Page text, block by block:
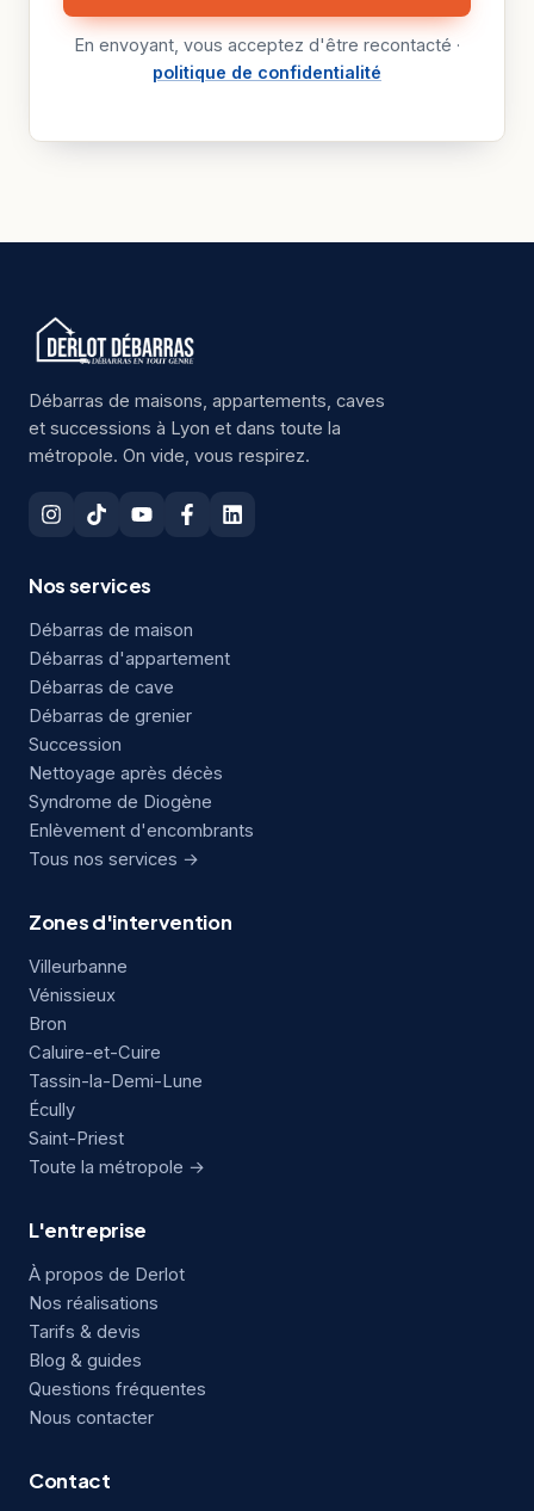
En envoyant, vous acceptez d'être recontacté ·
politique de confidentialité
Débarras de maisons, appartements, caves
et successions à Lyon et dans toute la
métropole. On vide, vous respirez.
Nos services
Débarras de maison
Débarras d'appartement
Débarras de cave
Débarras de grenier
Succession
Nettoyage après décès
Syndrome de Diogène
Enlèvement d'encombrants
Tous nos services →
Zones d'intervention
Villeurbanne
Vénissieux
Bron
Caluire-et-Cuire
Tassin-la-Demi-Lune
Écully
Saint-Priest
Toute la métropole →
L'entreprise
À propos de Derlot
Nos réalisations
Tarifs & devis
Blog & guides
Questions fréquentes
Nous contacter
Contact